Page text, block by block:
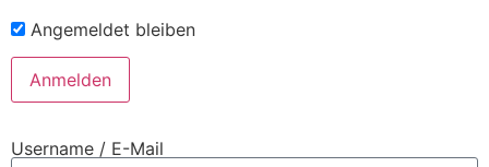
Angemeldet bleiben
Username / E-Mail